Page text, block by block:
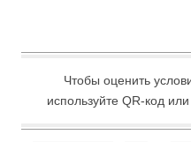
Чтобы оценить
используйте QR-код